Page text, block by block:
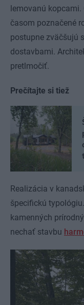
lemovanú
časom poznačené
postupne zväčšujú
dostavbami.
pretlmočiť.
Prečítajte si tiež
Realizácia v
špecifickú
kamenných
nechať stavbu